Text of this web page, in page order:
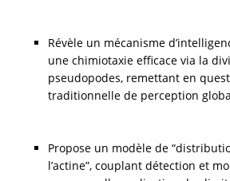
Révèle un mécanisme
une chimiotaxie efficace via la
pseudopodes, remettant en
traditionnelle de perception
Propose un modèle de
l’actine”, couplant détection et